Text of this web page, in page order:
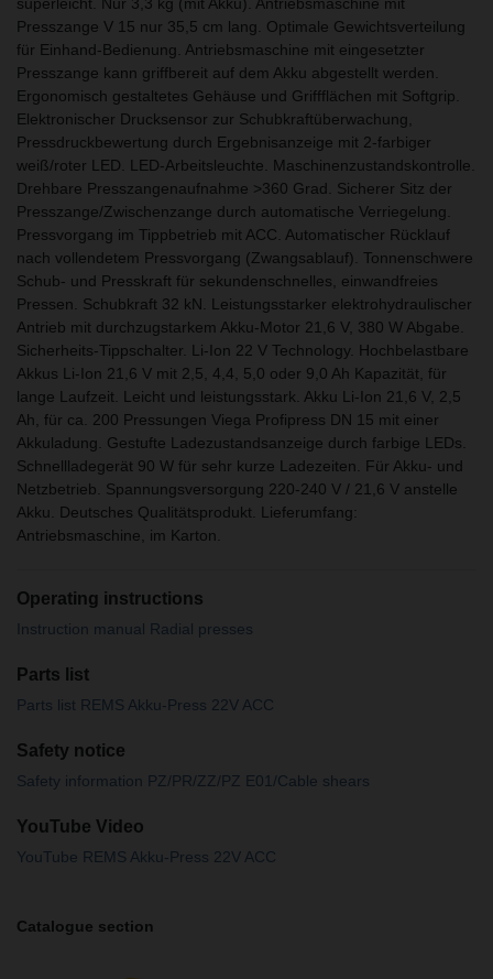
Presszange V 15 nur 35,5 cm lang. Optimale Gewichtsverteilung
für Einhand-Bedienung. Antriebsmaschine mit eingesetzter
Presszange kann griffbereit auf dem Akku abgestellt werden.
Ergonomisch gestaltetes Gehäuse und Griffflächen mit Softgrip.
Elektronischer Drucksensor zur Schubkraftüberwachung,
Pressdruckbewertung durch Ergebnisanzeige mit 2-farbiger
weiß/roter LED. LED-Arbeitsleuchte. Maschinenzustandskontrolle.
Drehbare Presszangenaufnahme >360 Grad. Sicherer Sitz der
Presszange/Zwischenzange durch automatische Verriegelung.
Pressvorgang im Tippbetrieb mit ACC. Automatischer Rücklauf
nach vollendetem Pressvorgang (Zwangsablauf). Tonnenschwere
Schub- und Presskraft für sekundenschnelles, einwandfreies
Pressen. Schubkraft 32 kN. Leistungsstarker elektrohydraulischer
Antrieb mit durchzugstarkem Akku-Motor 21,6 V, 380 W Abgabe.
Sicherheits-Tippschalter. Li-Ion 22 V Technology. Hochbelastbare
Akkus Li-Ion 21,6 V mit 2,5, 4,4, 5,0 oder 9,0 Ah Kapazität, für
lange Laufzeit. Leicht und leistungsstark. Akku Li-Ion 21,6 V, 2,5
Ah, für ca. 200 Pressungen Viega Profipress DN 15 mit einer
Akkuladung. Gestufte Ladezustandsanzeige durch farbige LEDs.
Schnellladegerät 90 W für sehr kurze Ladezeiten. Für Akku- und
Netzbetrieb. Spannungsversorgung 220-240 V / 21,6 V anstelle
Akku. Deutsches Qualitätsprodukt. Lieferumfang:
Antriebsmaschine, im Karton.
Operating instructions
Instruction manual Radial presses
Parts list
Parts list REMS Akku-Press 22V ACC
Safety notice
Safety information PZ/PR/ZZ/PZ E01/Cable shears
YouTube Video
YouTube REMS Akku-Press 22V ACC
Catalogue section